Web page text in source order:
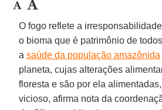
O fogo reflete a
o bioma que é patrimônio de
asaúde da população amazônida
planeta, cujas alterações
floresta e são por ela
vicioso, afirma nota da